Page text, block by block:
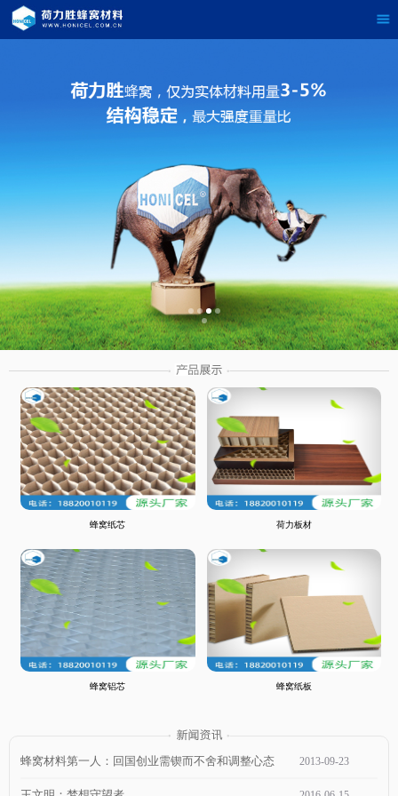
茶
蜂窝纸芯 荷力板材
蜂窝铝芯 蜂窝纸板
蜂窝材料第一人：回国创业需锲而不舍和调整心态 2013-09-23